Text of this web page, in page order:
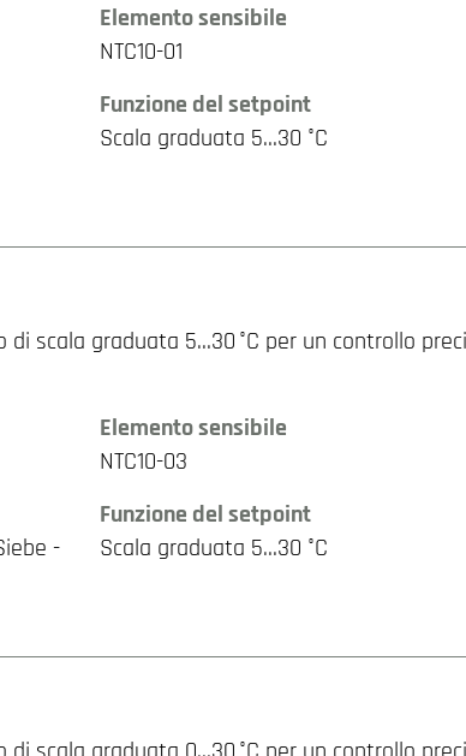
Elemento sensibile
NTC10-01
Funzione del setpoint
Scala graduata 5…30 °C
scala graduata 5…30 °C per un controllo
Elemento sensibile
NTC10-03
-
Funzione del setpoint
Scala graduata 5…30 °C